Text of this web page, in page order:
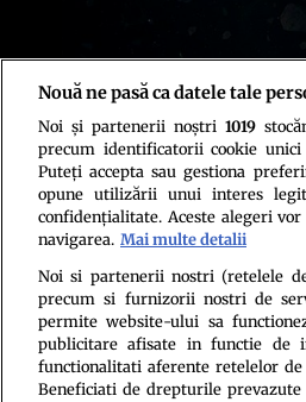
Sursa foto: Harvard / M. Weiss
Nouă ne pasă ca datele tale
Noi și partenerii noștri 1019
precum identificatorii cookie
Puteți accepta sau gestiona
opune utilizării unui interes
confidențialitate. Aceste alegeri
navigarea. Mai multe detalii
Noi si partenerii nostri (retelele
precum si furnizorii nostri de
permite website-ului sa
publicitare afisate in functie de
functionalitati aferente retelelor
Beneficiati de drepturile